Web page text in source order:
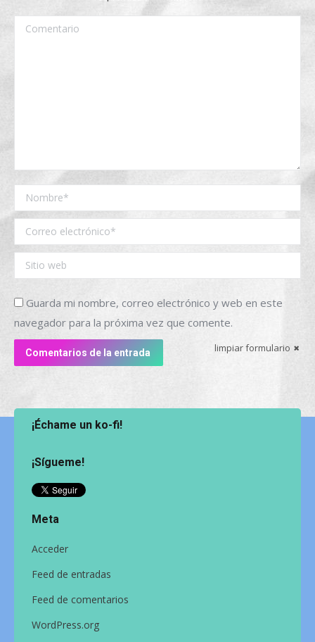
Comentario
Nombre *
Correo electrónico *
Sitio web
Guarda mi nombre, correo electrónico y web en este
navegador para la próxima vez que comente.
limpiar formulario
Comentarios de la entrada
¡Échame un ko-fi!
¡Sígueme!
Meta
Acceder
Feed de entradas
Feed de comentarios
WordPress.org